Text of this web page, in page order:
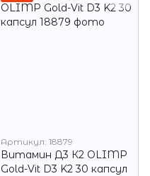
Артикул: 18879
Витамин Д3 К2 OLIMP
Gold-Vit D3 K2 30 капсул